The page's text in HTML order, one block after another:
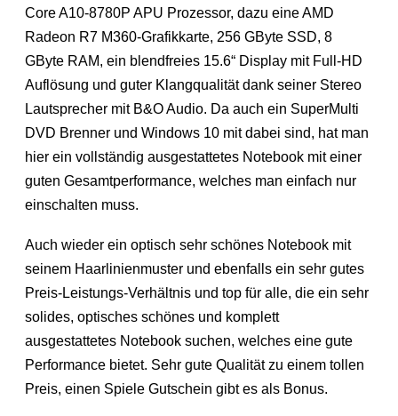
Core A10-8780P APU Prozessor, dazu eine AMD
Radeon R7 M360-Grafikkarte, 256 GByte SSD, 8
GByte RAM, ein blendfreies 15.6“ Display mit Full-HD
Auflösung und guter Klangqualität dank seiner Stereo
Lautsprecher mit B&O Audio. Da auch ein SuperMulti
DVD Brenner und Windows 10 mit dabei sind, hat man
hier ein vollständig ausgestattetes Notebook mit einer
guten Gesamtperformance, welches man einfach nur
einschalten muss.
Auch wieder ein optisch sehr schönes Notebook mit
seinem Haarlinienmuster und ebenfalls ein sehr gutes
Preis-Leistungs-Verhältnis und top für alle, die ein sehr
solides, optisches schönes und komplett
ausgestattetes Notebook suchen, welches eine gute
Performance bietet. Sehr gute Qualität zu einem tollen
Preis, einen Spiele Gutschein gibt es als Bonus.